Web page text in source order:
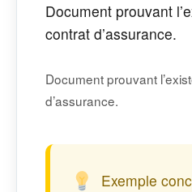
Document prouvant
contrat d’assurance.
Document prouvant
d’assurance.
Exemple